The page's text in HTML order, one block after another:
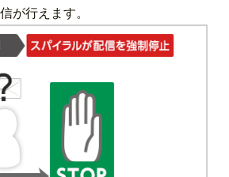
が行えます。